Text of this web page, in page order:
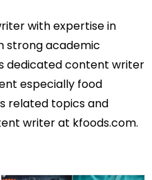
with expertise in
strong academic
dedicated content writer
especially food
related topics and
writer at kfoods.com.